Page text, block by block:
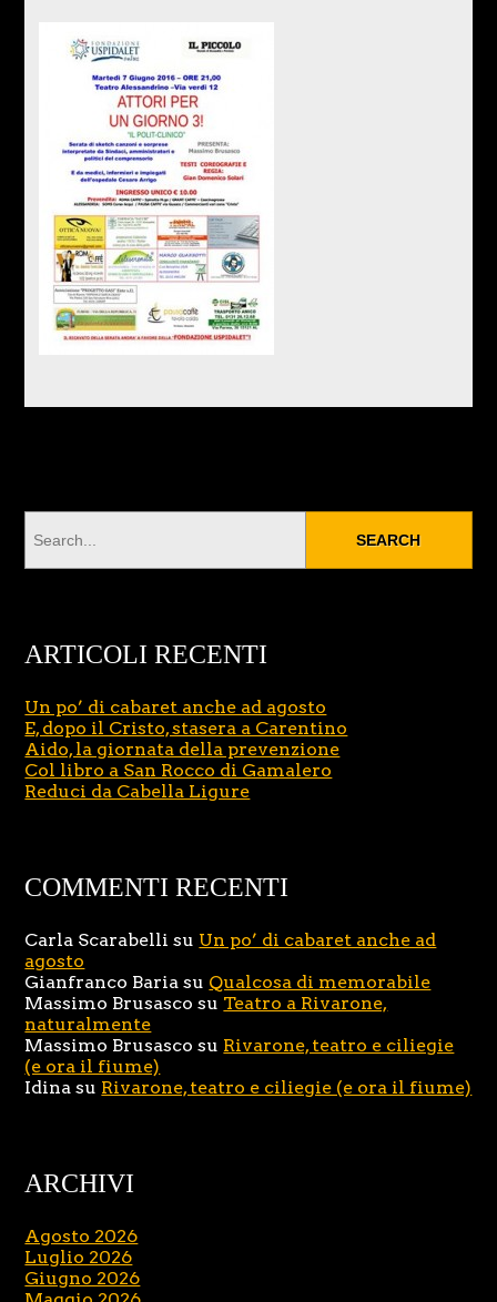
ARTICOLI RECENTI
Un po’ di cabaret anche ad agosto
E, dopo il Cristo, stasera a Carentino
Aido, la giornata della prevenzione
Col libro a San Rocco di Gamalero
Reduci da Cabella Ligure
COMMENTI RECENTI
Carla Scarabelli su Un po’ di cabaret anche ad
agosto
Gianfranco Baria su Qualcosa di memorabile
Massimo Brusasco su Teatro a Rivarone,
naturalmente
Massimo Brusasco su Rivarone, teatro e ciliegie
(e ora il fiume)
Idina su Rivarone, teatro e ciliegie (e ora il fiume)
ARCHIVI
Agosto 2026
Luglio 2026
Giugno 2026